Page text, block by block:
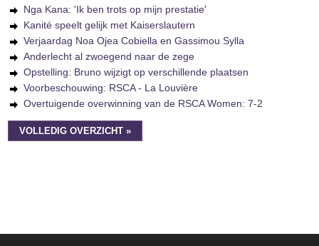
Nga Kana: 'Ik ben trots op mijn prestatie'
Kanité speelt gelijk met Kaiserslautern
Verjaardag Noa Ojea Cobiella en Gassimou Sylla
Anderlecht al zwoegend naar de zege
Opstelling: Bruno wijzigt op verschillende plaatsen
Voorbeschouwing: RSCA - La Louvière
Overtuigende overwinning van de RSCA Women: 7-2
VOLLEDIG OVERZICHT »